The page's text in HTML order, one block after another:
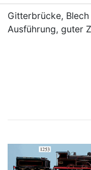
Gitterbrücke,
Ausführung, guter